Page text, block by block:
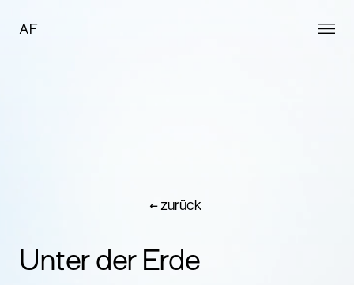
AF
← zurück
Unter der Erde